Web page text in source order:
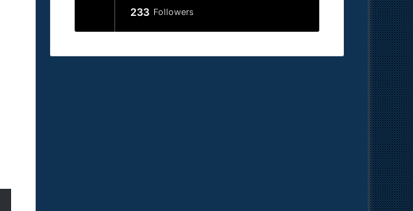
233 Followers